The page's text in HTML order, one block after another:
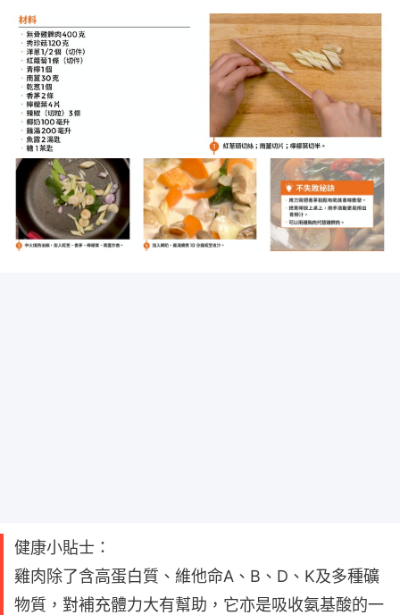
健康小貼士：
雞肉除了含高蛋白質、維他命A、B、D、K及多種礦
物質，對補充體力大有幫助，它亦是吸收氨基酸的一